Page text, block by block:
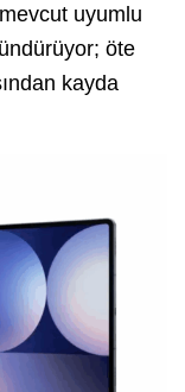
uyumlu
öte
kayda